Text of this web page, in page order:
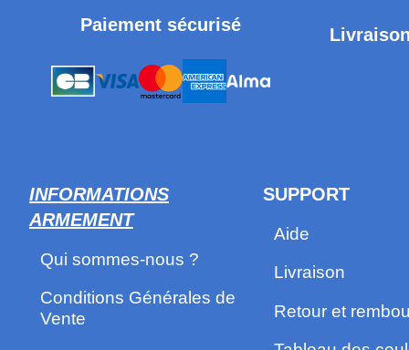
Paiement sécurisé
INFORMATIONS
ARMEMENT
Qui sommes-nous ?
Conditions Générales de
Vente
SUPPORT
Aide
Livraison
Retour et